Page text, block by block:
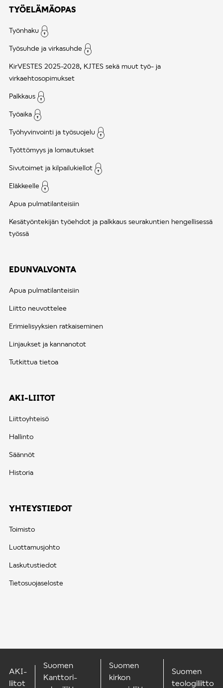
TYÖELÄMÄOPAS
Työnhaku
Työsuhde ja virkasuhde
KirVESTES 2025-2028, KJTES sekä muut työ- ja
virkaehtosopimukset
Palkkaus
Työaika
Työhyvinvointi ja työsuojelu
Työttömyys ja lomautukset
Sivutoimet ja kilpailukiellot
Eläkkeelle
Apua pulmatilanteisiin
Kesätyöntekijän työehdot ja palkkaus seurakuntien hengellisessä
työssä
EDUNVALVONTA
Apua pulmatilanteisiin
Liitto neuvottelee
Erimielisyyksien ratkaiseminen
Linjaukset ja kannanotot
Tutkittua tietoa
AKI-LIITOT
Liittoyhteisö
Hallinto
Säännöt
Historia
YHTEYSTIEDOT
Toimisto
Luottamusjohto
Laskutustiedot
Tietosuojaseloste
AKI-
liitot
Suomen
Kanttori-
Suomen
kirkon
Suomen
teologiliitto